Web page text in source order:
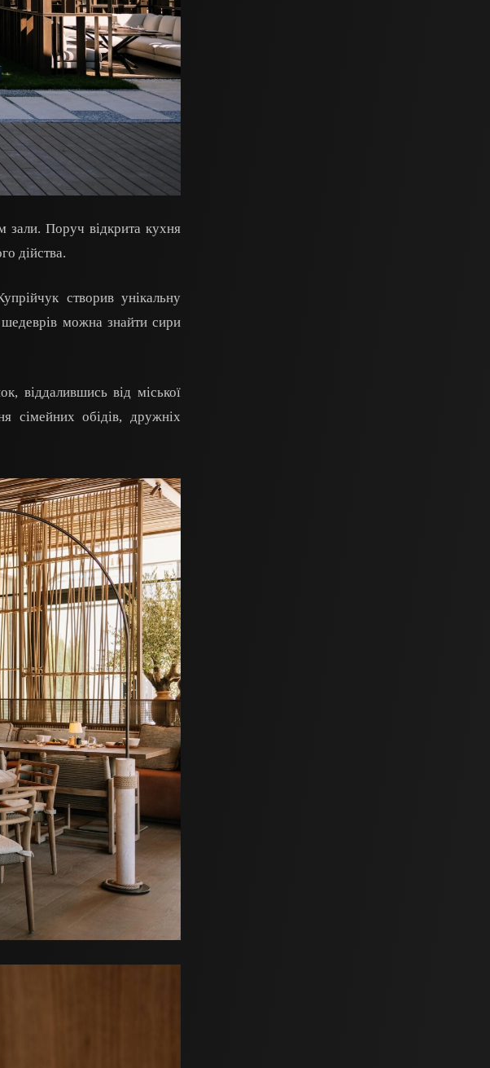
зали. Поруч відкрита кухня
дійства.
створив унікальну
шедеврів можна знайти сири
віддалившись від міської
сімейних обідів, дружніх